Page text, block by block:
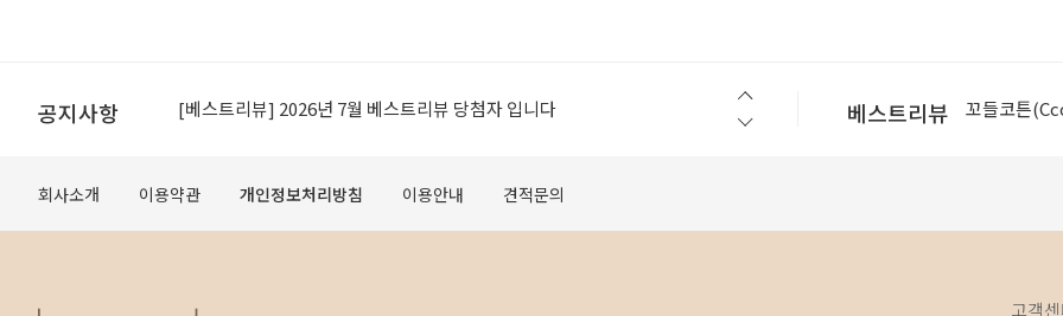
공지사항
[베스트리뷰] 2026년 7월 베스트리뷰 당첨자 입니다
베스트리뷰
꼬들코튼
회사소개 이용약관 개인정보처리방침 이용안내 견적문의
고객